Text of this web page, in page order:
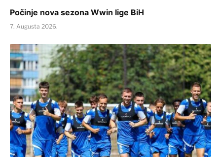
Počinje nova sezona Wwin lige BiH
7. Augusta 2026.